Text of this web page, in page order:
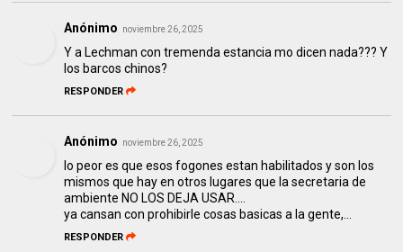
Anónimo noviembre 26, 2025
Y a Lechman con tremenda estancia mo dicen nada??? Y
los barcos chinos?
RESPONDER
Anónimo noviembre 26, 2025
lo peor es que esos fogones estan habilitados y son los
mismos que hay en otros lugares que la secretaria de
ambiente NO LOS DEJA USAR....
ya cansan con prohibirle cosas basicas a la gente,...
RESPONDER